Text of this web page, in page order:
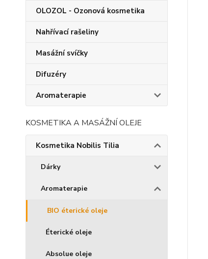
OLOZOL - Ozonová kosmetika
Nahřívací rašeliny
Masážní svíčky
Difuzéry
Aromaterapie
KOSMETIKA A MASÁŽNÍ OLEJE
Kosmetika Nobilis Tilia
Dárky
Aromaterapie
BIO éterické oleje
Éterické oleje
Absolue oleje